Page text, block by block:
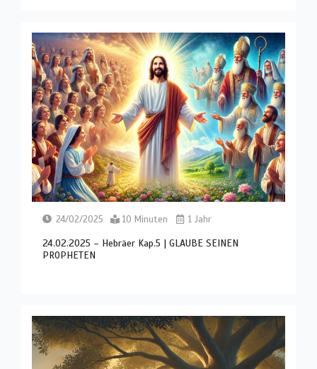
24/02/2025 10 Minuten 1 Jahr
24.02.2025 – Hebräer Kap.5 | GLAUBE SEINEN
PROPHETEN